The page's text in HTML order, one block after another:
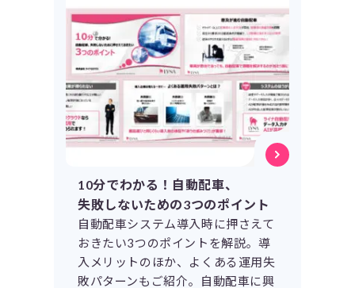
10分でわかる！自動配車、
失敗しないための3つのポイント
自動配車システム導入時に押さえて
おきたい3つのポイントを解説。導
入メリットのほか、よくある運用失
敗パターンもご紹介。自動配車に興